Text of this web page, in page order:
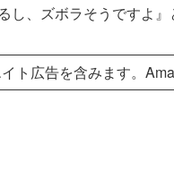
し、ズボラそうですよ
ト広告を含みます。